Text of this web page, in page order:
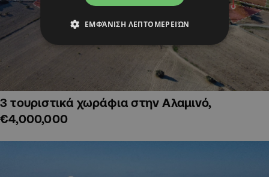
3 τουριστικά χωράφια στην Αλαμινό,
€4,000,000
ΕΜΦΆΝΙΣΗ ΛΕΠΤΟΜΕΡΕΙΏΝ